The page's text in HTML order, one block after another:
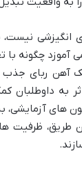
انگیزشی
آموزد چگونه با
آهن ربای
به داوطلبان
های آزمایشی،
طریق، ظرفیت